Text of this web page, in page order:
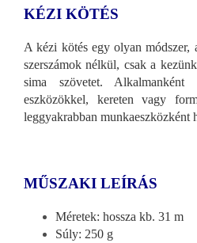
KÉZI KÖTÉS
A kézi kötés egy olyan módszer,
szerszámok nélkül, csak a
sima szövetet.
eszközökkel, kereten vagy
leggyakrabban munkaeszközként
MŰSZAKI LEÍRÁS
Méretek: hossza kb. 31 m
Súly: 250 g